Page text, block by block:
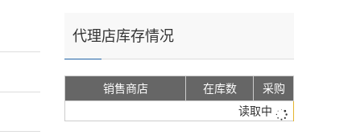
代理店库存情况
销售商店 在库数
采购
读取中